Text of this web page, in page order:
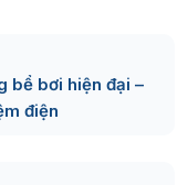
bể bơi hiện đại –
điện